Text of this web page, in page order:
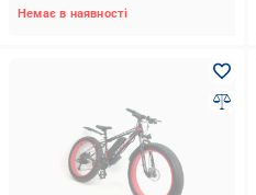
Немає в наявності